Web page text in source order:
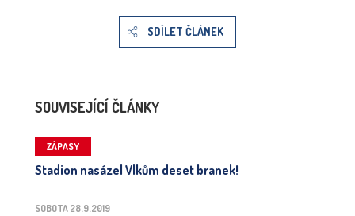
SDÍLET ČLÁNEK
SOUVISEJÍCÍ ČLÁNKY
ZÁPASY
Stadion nasázel Vlkům deset branek!
SOBOTA 28.9.2019